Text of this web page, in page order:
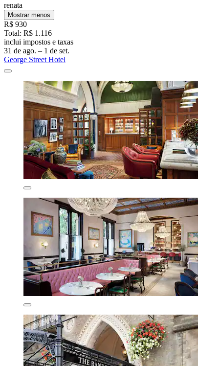
renata
Mostrar menos
R$ 930
Total: R$ 1.116
inclui impostos e taxas
31 de ago. – 1 de set.
George Street Hotel